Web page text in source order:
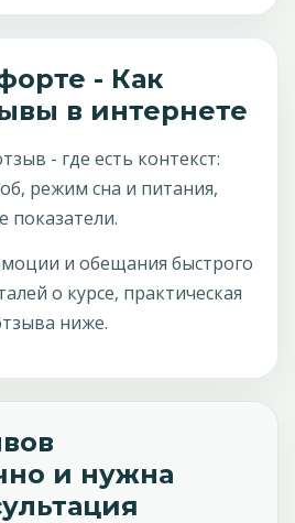
- Как
в интернете
- где есть контекст:
режим сна и питания,
показатели.
и обещания быстрого
о курсе, практическая
ниже.
и нужна